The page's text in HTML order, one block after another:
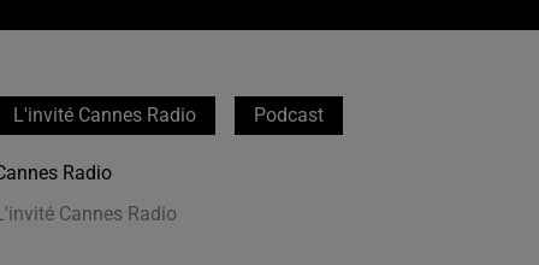
L'invité Cannes Radio Podcast
Radio
Cannes Radio